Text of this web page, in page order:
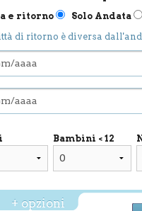
e ritorno
Solo Andata
di ritorno è diversa
Bambini < 12
+ opzioni